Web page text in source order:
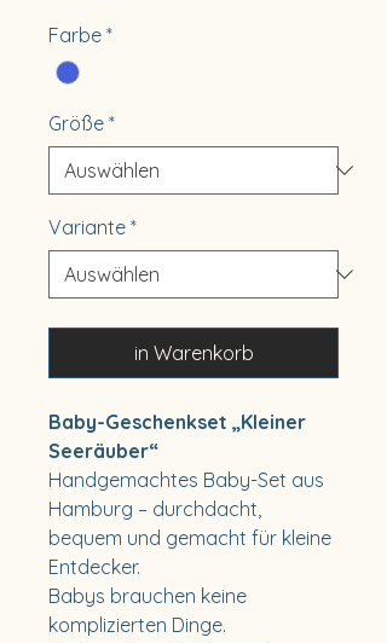
Farbe *
Größe *
Variante *
in Warenkorb
Baby-Geschenkset „Kleiner
Seeräuber“
Handgemachtes Baby-Set aus
Hamburg – durchdacht,
bequem und gemacht für kleine
Entdecker.
Babys brauchen keine
komplizierten Dinge.